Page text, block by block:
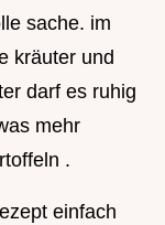
sache. im
kräuter und
darf es ruhig
mehr
.
einfach